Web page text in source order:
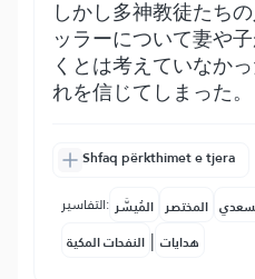
しかし多神教徒たち
ッラーについて妻や
くとは考えていなか
れを信じてしまった。
Shfaq përkthimet e tjera
التفاسير: المُيسَّر المختصر
النفحات المكية | هدايات